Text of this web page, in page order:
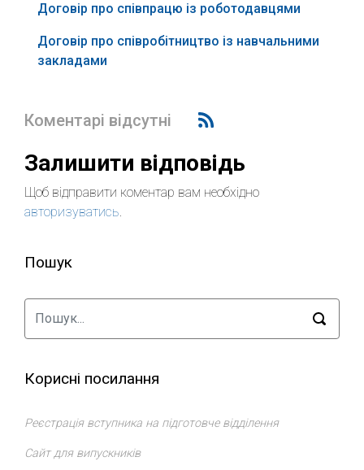
Договір про співпрацю із роботодавцями
Договір про співробітництво із навчальними
закладами
Коментарі відсутні
Залишити відповідь
Щоб відправити коментар вам необхідно
авторизуватись.
Пошук
Корисні посилання
Реєстрація вступника на підготовче відділення
Сайт для випускників